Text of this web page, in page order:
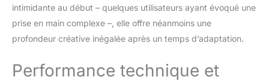
Fonction Twist unique
pour chaque mode de
externe
intimidante au début – quelques utilisateurs ayant évoqué une
prise en main complexe –, elle offre néanmoins une
profondeur créative inégalée après un temps d’adaptation.
Performance technique et